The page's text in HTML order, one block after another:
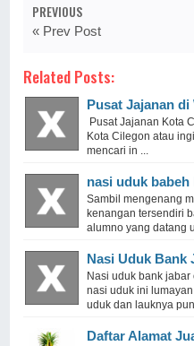
PREVIOUS
« Prev Post
Related Posts:
Pusat Jajanan
Pusat Jajanan Kota
Kota Cilegon atau
mencari in ...
nasi uduk
Sambil mengenang
kenangan tersendiri
alumno yang datang
Nasi Uduk Bank
Nasi uduk bank
nasi uduk ini
uduk dan lauknya pun
Daftar Alamat